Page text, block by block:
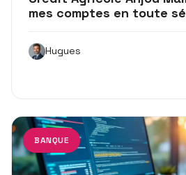
mes comptes en toute
Hugues
BANQUE